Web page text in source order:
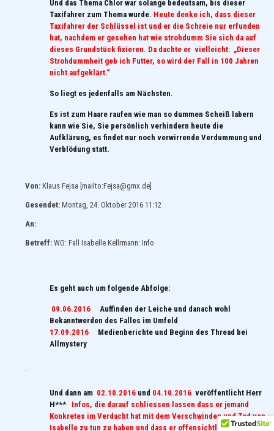
Und das Thema Chlor war solange bedeutsam, bis dieser
Taxifahrer zum Thema wurde. Heute denke ich, dass dieser
Taxifahrer der Schlüssel ist und er die Schreie nur erfunden
hat, nachdem er gesehen hat wie strohdumm Sie sich da auf
dieses Grundstück fixieren. Da dachte er vielleicht: „Dieser
Strohdummheit geb ich Futter, so wird der Fall in 100 Jahren
nicht aufgeklärt.“
So liegt es jedenfalls am Nächsten.
Es ist zum Haare raufen wie man so dummen Scheiß labern
kann wie Sie, Sie persönlich verhindern heute die
Aufklärung, es findet nur noch verwirrende Verdummung und
Verblödung statt.
Von: Klaus Fejsa [mailto:Fejsa@gmx.de]
Gesendet: Montag, 24. Oktober 2016 11:12
An:
Betreff: WG: Fall Isabelle Kellrmann: Info
Es geht auch um folgende Abfolge:
09.06.2016
Auffinden der Leiche und danach wohl
Bekanntwerden des Falles im Umfeld
17.09.2016
Medienberichte und Beginn des Thread bei
Allmystery
.
Und dann am 02.10.2016 und 04.10.2016 veröffentlicht Herr
H*** Infos, die darauf schliessen lassen dass er jemand
Konkretes im Verdacht hat mit dem Verschwinden und Tod von
Isabelle zu tun zu haben und dass er offensichtlich die